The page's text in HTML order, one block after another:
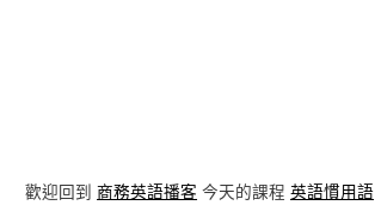
歡迎回到商務英語播客 今天的課程英語慣用語